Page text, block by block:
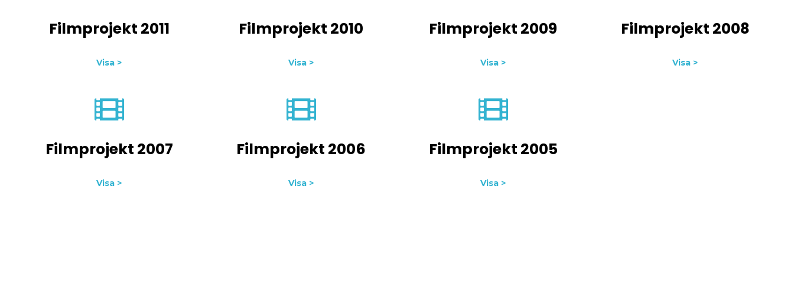
Filmprojekt 2011
Visa >
Filmprojekt 2010
Visa >
Filmprojekt 2009
Visa >
Filmprojekt 2008
Visa >
Filmprojekt 2007
Visa >
Filmprojekt 2006
Visa >
Filmprojekt 2005
Visa >